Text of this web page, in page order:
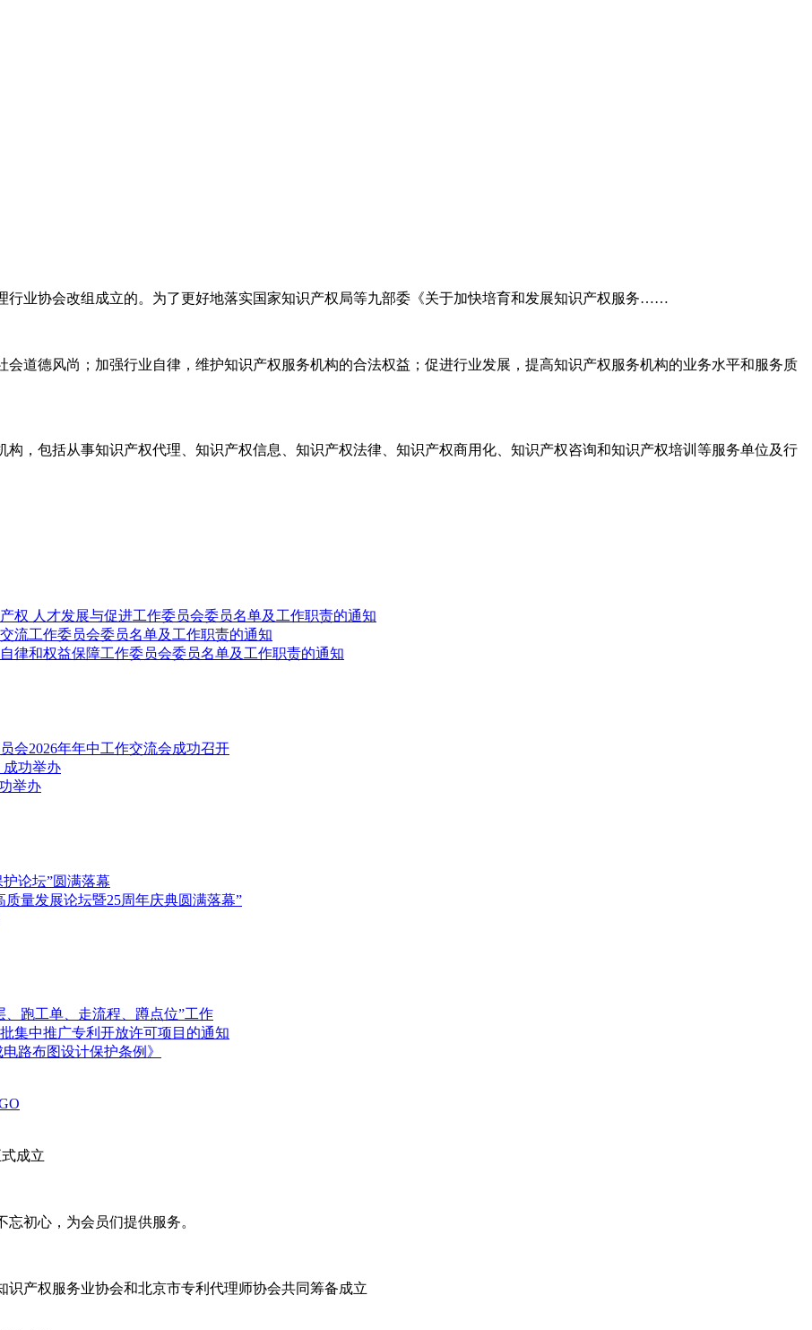
行业协会改组成立的。为了更好地落实国家知识产权局等九部委《关于加快培育和发展知识产权服务……
道德风尚；加强行业自律，维护知识产权服务机构的合法权益；促进行业发展，提高知识产权服务机构的业务水平和服务质
，包括从事知识产权代理、知识产权信息、知识产权法律、知识产权商用化、知识产权咨询和知识产权培训等服务单位及行
权 人才发展与促进工作委员会委员名单及工作职责的通知
流工作委员会委员名单及工作职责的通知
律和权益保障工作委员会委员名单及工作职责的通知
会2026年年中工作交流会成功召开
成功举办
举办
论坛”圆满落幕
质量发展论坛暨25周年庆典圆满落幕”
跑工单、走流程、蹲点位”工作
集中推广专利开放许可项目的通知
路布图设计保护条例》
成立
初心，为会员们提供服务。
产权服务业协会和北京市专利代理师协会共同筹备成立